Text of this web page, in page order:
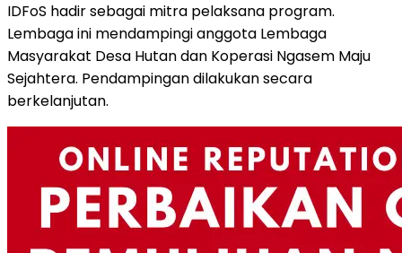
IDFoS hadir sebagai mitra pelaksana program.
Lembaga ini mendampingi anggota Lembaga
Masyarakat Desa Hutan dan Koperasi Ngasem Maju
Sejahtera. Pendampingan dilakukan secara
berkelanjutan.